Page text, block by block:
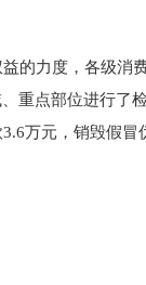
的力度，各级消
重点部位进行了
万元，销毁假冒